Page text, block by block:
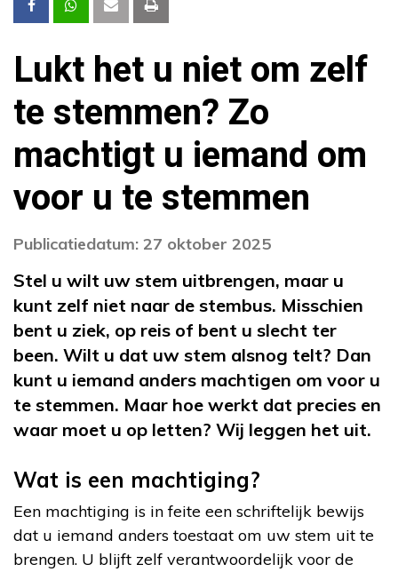
Lukt het u niet om zelf
te stemmen? Zo
machtigt u iemand om
voor u te stemmen
Publicatiedatum: 27 oktober 2025
Stel u wilt uw stem uitbrengen, maar u
kunt zelf niet naar de stembus. Misschien
bent u ziek, op reis of bent u slecht ter
been. Wilt u dat uw stem alsnog telt? Dan
kunt u iemand anders machtigen om voor u
te stemmen. Maar hoe werkt dat precies en
waar moet u op letten? Wij leggen het uit.
Wat is een machtiging?
Een machtiging is in feite een schriftelijk bewijs
dat u iemand anders toestaat om uw stem uit te
brengen. U blijft zelf verantwoordelijk voor de